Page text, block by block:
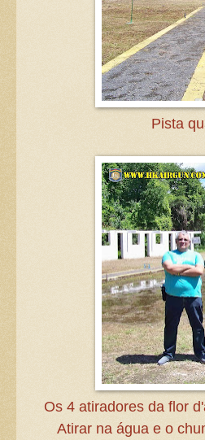
Pista
Os 4 atiradores da flor
Atirar na água e o